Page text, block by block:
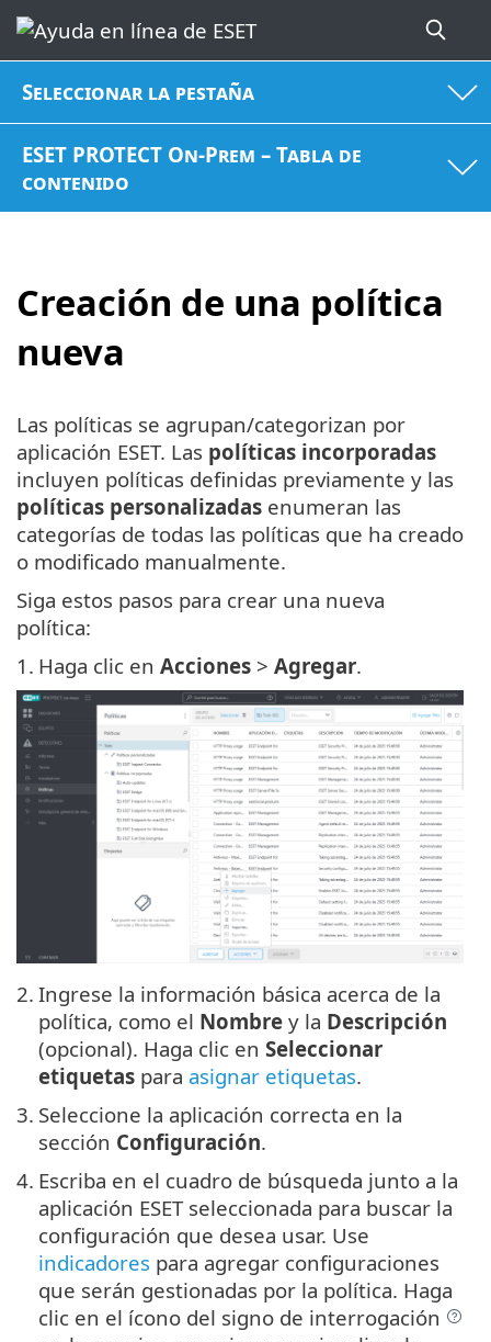
Seleccionar la pestaña
ESET PROTECT On-Prem – Tabla de
contenido
Creación de una política
nueva
Las políticas se agrupan/categorizan por
aplicación ESET. Las políticas incorporadas
incluyen políticas definidas previamente y las
políticas personalizadas enumeran las
categorías de todas las políticas que ha creado
o modificado manualmente.
Siga estos pasos para crear una nueva
política:
1. Haga clic en Acciones > Agregar.
2. Ingrese la información básica acerca de la
política, como el Nombre y la Descripción
(opcional). Haga clic en Seleccionar
etiquetas para asignar etiquetas.
3. Seleccione la aplicación correcta en la
sección Configuración.
4. Escriba en el cuadro de búsqueda junto a la
aplicación ESET seleccionada para buscar la
configuración que desea usar. Use
indicadores para agregar configuraciones
que serán gestionadas por la política. Haga
clic en el ícono del signo de interrogación